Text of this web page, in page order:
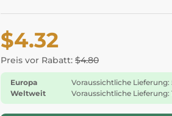
$4.32
Preis vor Rabatt: $4.80
Europa
Voraussichtliche Lieferung:
Weltweit
Voraussichtliche Lieferung: